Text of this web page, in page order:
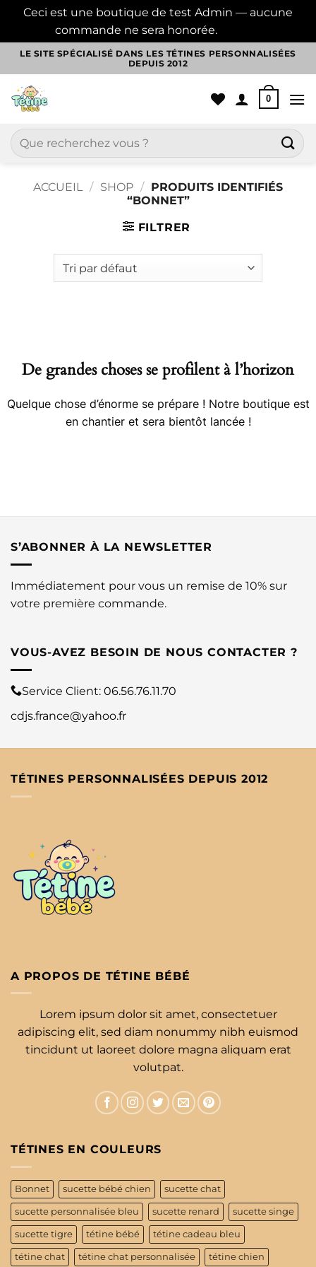
Ceci est une boutique de test Admin — aucune
commande ne sera honorée.
Passer
contenu
LE SITE SPÉCIALISÉ DANS LES TÉTINES PERSONNALISÉES
DEPUIS 2012
0
Recherche
pour :
ACCUEIL / SHOP / PRODUITS IDENTIFIÉS
“BONNET”
FILTRER
De grandes choses se profilent à l’horizon
Quelque chose d’énorme se prépare ! Notre boutique est
en chantier et sera bientôt lancée !
S’ABONNER À LA NEWSLETTER
Immédiatement pour vous un remise de 10% sur
votre première commande.
VOUS-AVEZ BESOIN DE NOUS CONTACTER ?
Service Client: 06.56.76.11.70
cdjs.france@yahoo.fr
TÉTINES PERSONNALISÉES DEPUIS 2012
A PROPOS DE TÉTINE BÉBÉ
Lorem ipsum dolor sit amet, consectetuer
adipiscing elit, sed diam nonummy nibh euismod
tincidunt ut laoreet dolore magna aliquam erat
volutpat.
TÉTINES EN COULEURS
Bonnet sucette bébé chien sucette chat
sucette personnalisée bleu sucette renard sucette singe
sucette tigre tétine bébé tétine cadeau bleu
tétine chat tétine chat personnalisée tétine chien